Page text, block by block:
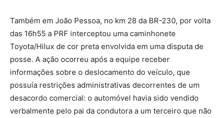
Também em João Pessoa, no km 28 da BR-230, por volta
das 16h55 a PRF interceptou uma caminhonete
Toyota/Hilux de cor preta envolvida em uma disputa de
posse. A ação ocorreu após a equipe receber
informações sobre o deslocamento do veículo, que
possuía restrições administrativas decorrentes de um
desacordo comercial: o automóvel havia sido vendido
verbalmente pelo pai da condutora a um terceiro que não